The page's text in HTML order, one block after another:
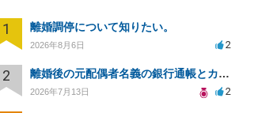
1 離婚調停について知りたい。
2026年8月6日 2
2 離婚後の元配偶者名義の銀行通帳とカードの処分方法について
2026年7月13日 2